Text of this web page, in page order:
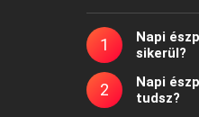
Napi
sikerül?
Napi
tudsz?